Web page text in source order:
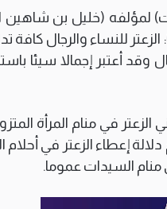
لمؤلفه (خليل بن شاهين
الزعتر للنساء والرجال
أعتبر إجمالا سيئا
في منام المرأة
إعطاء الزعتر في أحلام
السيدات عموما.